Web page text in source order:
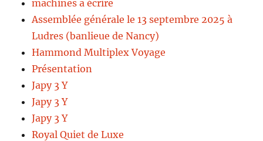
machines a écrire
Assemblée générale le 13 septembre 2025 à
Ludres (banlieue de Nancy)
Hammond Multiplex Voyage
Présentation
Japy 3 Y
Japy 3 Y
Japy 3 Y
Royal Quiet de Luxe